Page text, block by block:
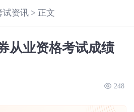
试资讯 > 正文
从业资格考试成绩
248